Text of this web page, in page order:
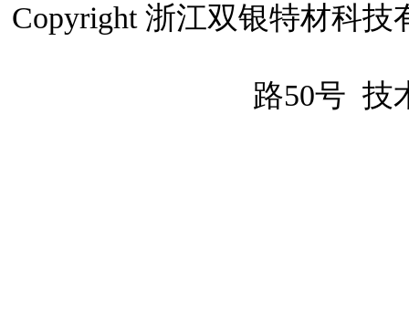
Copyright 浙江双银特材科
路50号 技